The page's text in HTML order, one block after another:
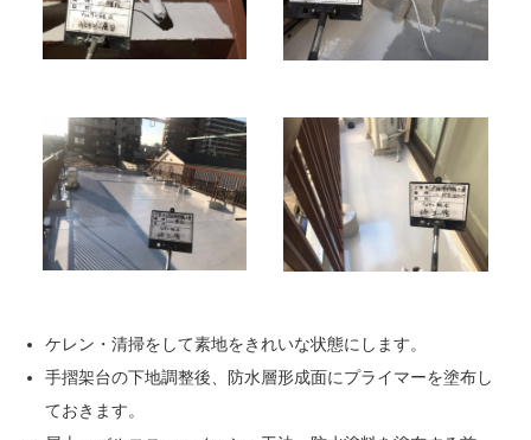
ケレン・清掃をして素地をきれいな状態にします。
手摺架台の下地調整後、防水層形成面にプライマーを塗布し
ておきます。